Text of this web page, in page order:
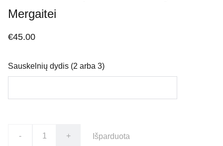
Mergaitei
€45.00
Sauskelnių dydis (2 arba 3)
- + Išparduota